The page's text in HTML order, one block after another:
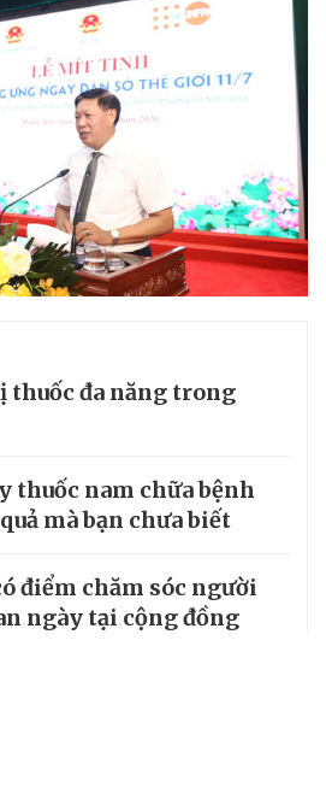
thuốc đa năng trong
thuốc nam chữa bệnh
mà bạn chưa biết
điểm chăm sóc người
ngày tại cộng đồng